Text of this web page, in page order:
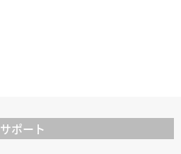
サポート